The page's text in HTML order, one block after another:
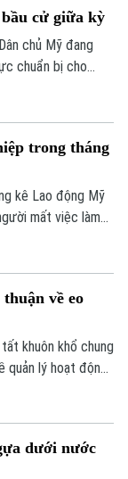
lãnh thổ của
cử giữa kỳ
chủ Mỹ đang
chuẩn bị cho
hiện sự đoàn kết
trong tháng
kê Lao động Mỹ
mất việc làm
về eo
khuôn khổ chung
quản lý hoạt động
dưới nước